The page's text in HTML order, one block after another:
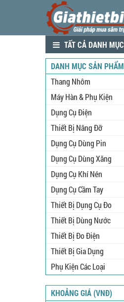
TẤT CẢ DANH MỤC
DANH MỤC SẢN PHẨM
Thang Nhôm
Máy Hàn & Phụ Kiện
Dụng Cụ Điện
Thiết Bị Nâng Đỡ
Dụng Cụ Dùng Pin
Dụng Cụ Dùng Xăng
Dụng Cụ Khí Nén
Dụng Cụ Cầm Tay
Thiết Bị Dụng Cụ Đo
Thiết Bị Dùng Nước
Thiết Bị Đo Điện
Thiết Bị Gia Dụng
Phụ Kiện Các Loại
KHOẢNG GIÁ (VNĐ)